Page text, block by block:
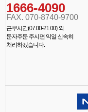
1666-4090
FAX. 070-8740-9700
근무시간(07:00-21:00) 외
문자주문 주시면 익일 신속히
처리하겠습니다.